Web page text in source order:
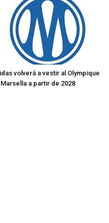
volverá a vestir al Olympique
a partir de 2028